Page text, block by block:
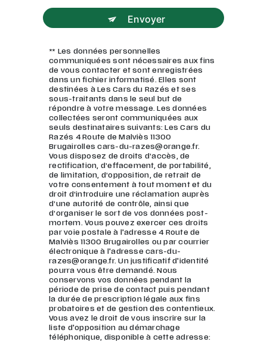
Envoyer
** Les données personnelles
communiquées sont nécessaires aux fins
de vous contacter et sont enregistrées
dans un fichier informatisé. Elles sont
destinées à Les Cars du Razés et ses
sous-traitants dans le seul but de
répondre à votre message. Les données
collectées seront communiquées aux
seuls destinataires suivants: Les Cars du
Razés 4 Route de Malviès 11300
Brugairolles cars-du-razes@orange.fr.
Vous disposez de droits d’accès, de
rectification, d’effacement, de portabilité,
de limitation, d’opposition, de retrait de
votre consentement à tout moment et du
droit d’introduire une réclamation auprès
d’une autorité de contrôle, ainsi que
d’organiser le sort de vos données post-
mortem. Vous pouvez exercer ces droits
par voie postale à l'adresse 4 Route de
Malviès 11300 Brugairolles ou par courrier
électronique à l'adresse cars-du-
razes@orange.fr. Un justificatif d'identité
pourra vous être demandé. Nous
conservons vos données pendant la
période de prise de contact puis pendant
la durée de prescription légale aux fins
probatoires et de gestion des contentieux.
Vous avez le droit de vous inscrire sur la
liste d'opposition au démarchage
téléphonique, disponible à cette adresse: